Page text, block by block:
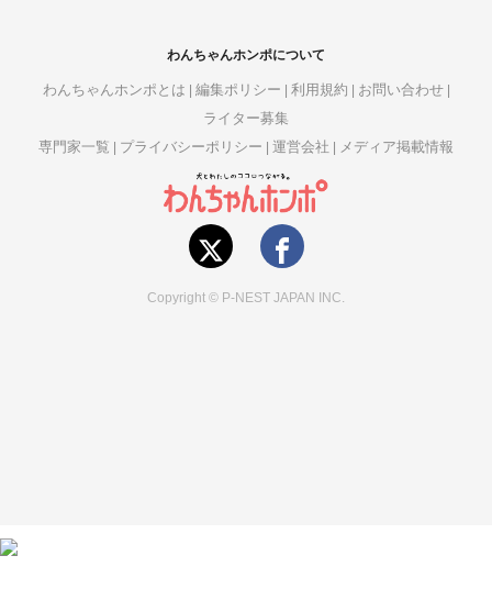
わんちゃんホンポについて
わんちゃんホンポとは 編集ポリシー 利用規約
お問い合わせ
ライター募集
専門家一覧
プライバシーポリシー 運営会社 メディア掲載情報
Copyright © P-NEST JAPAN INC.